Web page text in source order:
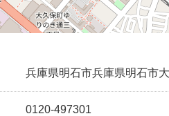
兵庫県明石市兵庫県明石市
0120-497301